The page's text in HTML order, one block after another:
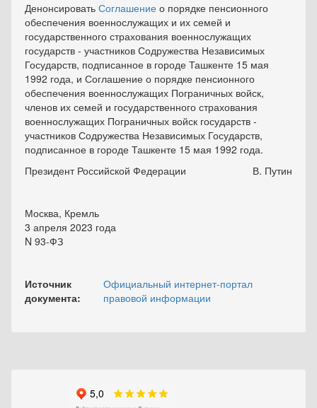
Денонсировать Соглашение о порядке пенсионного
обеспечения военнослужащих и их семей и
государственного страхования военнослужащих
государств - участников Содружества Независимых
Государств, подписанное в городе Ташкенте 15 мая
1992 года, и Соглашение о порядке пенсионного
обеспечения военнослужащих Пограничных войск,
членов их семей и государственного страхования
военнослужащих Пограничных войск государств -
участников Содружества Независимых Государств,
подписанное в городе Ташкенте 15 мая 1992 года.
Президент Российской Федерации
В. Путин
Москва, Кремль
3 апреля 2023 года
N 93-ФЗ
Источник
документа:
Официальный интернет-портал
правовой информации